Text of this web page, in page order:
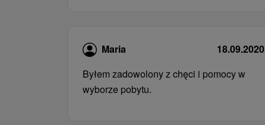
Maria
18.09.2020
Byłem zadowolony z chęci i pomocy w
wyborze pobytu.